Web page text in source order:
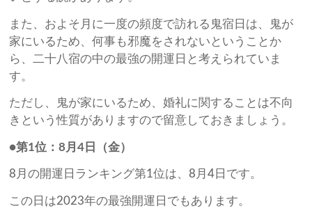
また、およそ月に一度の頻度で訪れる鬼宿日は、鬼が
家にいるため、何事も邪魔をされないということか
ら、二十八宿の中の最強の開運日と考えられていま
す。
ただし、鬼が家にいるため、婚礼に関することは不向
きという性質がありますので留意しておきましょう。
●第1位：8月4日（金）
8月の開運日ランキング第1位は、8月4日です。
この日は2023年の最強開運日でもあります。